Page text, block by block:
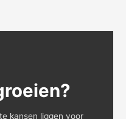
kansen liggen voor